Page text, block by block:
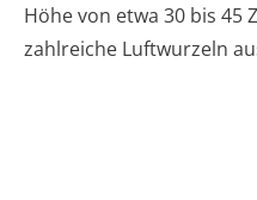
Höhe von etwa 30 bis
zahlreiche Luftwurzeln